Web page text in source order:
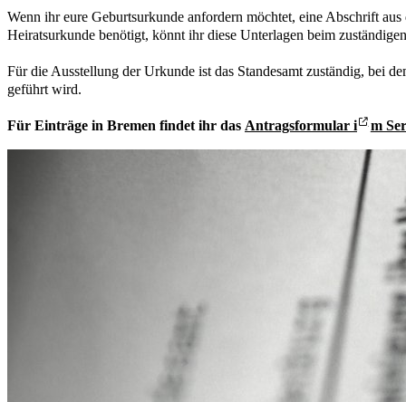
Wenn ihr eure Geburtsurkunde anfordern möchtet, eine Abschrift
Heiratsurkunde benötigt, könnt ihr diese Unterlagen beim
Für die Ausstellung der Urkunde ist das Standesamt zuständig, bei
geführt wird.
Für Einträge in Bremen findet ihr das Antragsformular i m